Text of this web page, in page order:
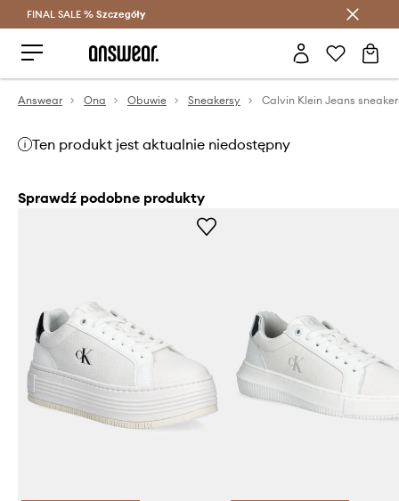
Oszczędzaj z Answear Club >
FINAL SALE % Szczegóły
Answear Ona Obuwie Sneakersy
Ten produkt jest aktualnie niedostępny
Sprawdź podobne produkty